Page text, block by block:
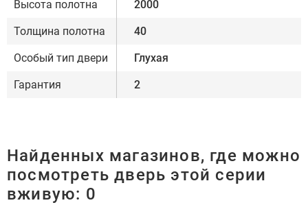
Высота полотна 2000
Толщина полотна 40
Особый тип двери Глухая
Гарантия 2
Найденных магазинов, где можно
посмотреть дверь этой серии
вживую: 0